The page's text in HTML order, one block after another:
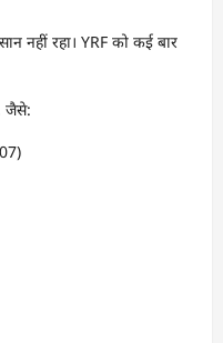
नहीं रहा। YRF को कई बार
जैसे: